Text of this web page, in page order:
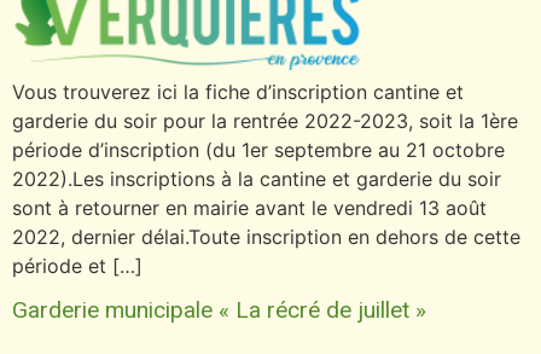
Vous trouverez ici la fiche d’inscription cantine et
garderie du soir pour la rentrée 2022-2023, soit la 1ère
période d’inscription (du 1er septembre au 21 octobre
2022).Les inscriptions à la cantine et garderie du soir
sont à retourner en mairie avant le vendredi 13 août
2022, dernier délai.Toute inscription en dehors de cette
période et […]
Garderie municipale « La récré de juillet »